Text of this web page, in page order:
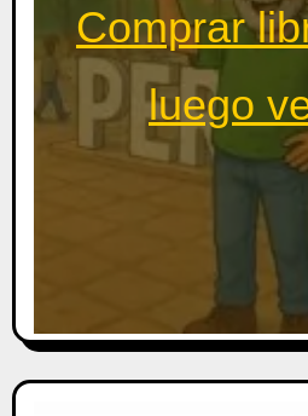
Comprar
luego